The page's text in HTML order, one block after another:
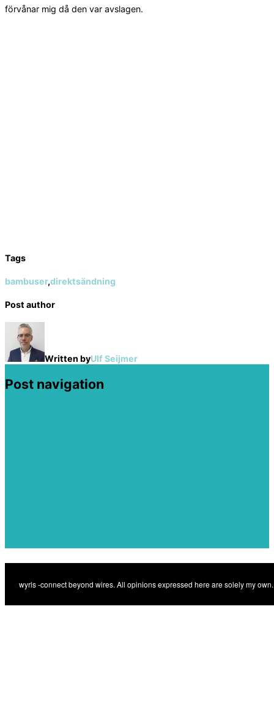
förvånar mig då den var avslagen.
Tags
bambuser,direktsändning
Post author
Written byUlf Seijmer
Post navigation
PreviousPrevious Photoshoppning